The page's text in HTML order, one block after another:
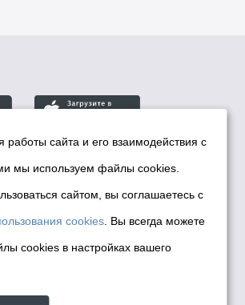
информационной политики мэрии
2026
Cookies
персональных
системах
Новосибирска
работы сайта и его взаимодействия с
мы используем файлы cookies.
сайтом, вы соглашаетесь с
cookies . Вы всегда можете
cookies в настройках вашего